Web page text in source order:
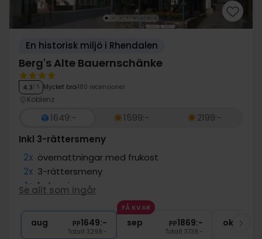
En historisk miljö i Rhendalen
Berg's Alte Bauernschänke
4.3/ 5 Mycket bra 180 recensioner
Koblenz
1649:- 1599:-
2199:-
Inkl 3-rättersmeny
2x övernattningar med frukost
2x 3-rättersmeny
1x 1 glas vin
Tillgång till bastu
∞ Gratis internet och parkering
Se allt som ingår
aug pp1649:-
Totalt 3298:-
FÅ KVAR
sep pp1869:-
Totalt 3738:-
okt